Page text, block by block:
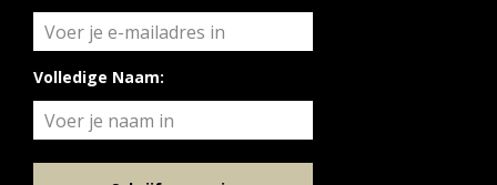
Volledige Naam: